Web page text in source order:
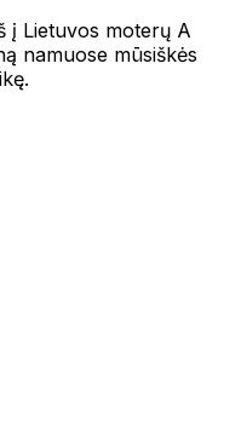
į Lietuvos moterų A
namuose mūsiškės